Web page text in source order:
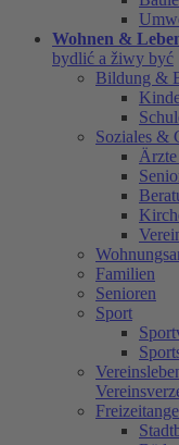
Wohnen &
bydlić a žiwy być
Bildung &
Soziales &
Familien
Senioren
Sport